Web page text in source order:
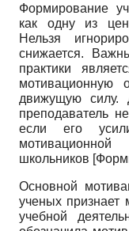
Формирование
как одну из
Нельзя
снижается.
практики
мотивационную
движущую силу.
преподаватель
если его
мотивационной
школьников [
Основной
ученых признает
учебной